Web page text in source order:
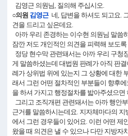
김영근 의원님, 질의해 주십시오.
○의원 김영근네, 답변을 하셔도 되고요.
견을 드리고 싶은데요.
아까 우리 존경하는 이수현 의원님 말씀
잠깐 저도 개인적인 의견을 피력해 보도
정당 현수막 관련돼서는 아까 우리 구청
게 말씀하셨는데 대법원 판례가 아직 판
례가 상위법 위에 있는지 그 상황에 대한
래서 그런 어떤 절차적인 부분들이 향후
을 하셔 가지고 행정절차를 밟아주셨으면
그리고 조직개편 관련돼서는 아까 행안
근거를 말씀하시는데요. 지자체마다의 지
에서 그런 경우들이 있어요. 이런 어떤 제
왔을 때 의견은 낼 수 있으나 다만 지방자